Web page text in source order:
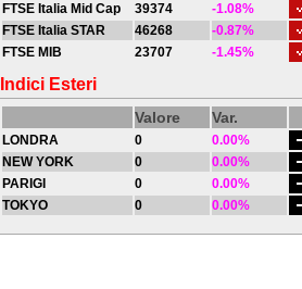
FTSE Italia Mid Cap
39374
-1.08%
FTSE Italia STAR
46268
-0.87%
FTSE MIB
23707 -1.45%
Indici Esteri
Valore Var.
LONDRA 0
0.00%
NEW YORK
0
0.00%
PARIGI
0
0.00%
TOKYO
0 0.00%